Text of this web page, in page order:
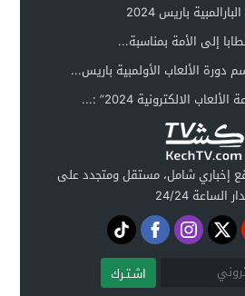
باريس 2024
إلى الأمة بمناسبة...
دورة الألعاب الأولمبية باريس...
الالكترونية 2024” :...
إخباري شامل، مستقل ومتجدد على
الساعة 24/24
اشـتـرك